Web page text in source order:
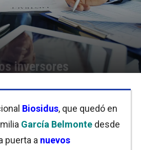
inversores
Biosidus, que quedó en
García Belmonte desde
puerta a nuevos